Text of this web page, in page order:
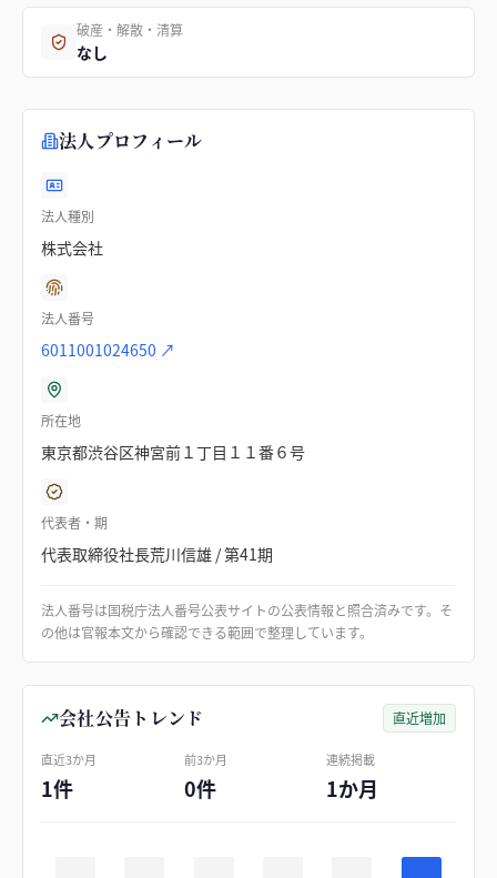
破産・解散・清算
なし
法人プロフィール
法人種別
株式会社
法人番号
6011001024650 ↗
所在地
東京都渋谷区神宮前１丁目１１番６号
代表者・期
代表取締役社長荒川信雄 / 第41期
法人番号は国税庁法人番号公表サイトの公表情報と照合済みです。そ
の他は官報本文から確認できる範囲で整理しています。
会社公告トレンド 直近増加
直近3か月
1件
前3か月
0件
連続掲載
1か月